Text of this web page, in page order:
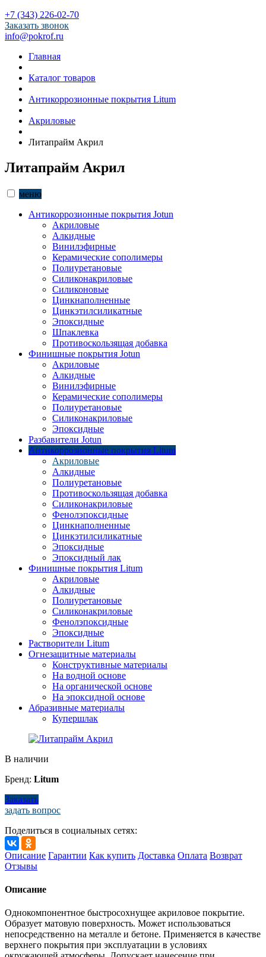
+7 (343) 226-02-70
Заказать звонок
info@pokrof.ru
Главная
Каталог товаров
Антикоррозионные покрытия Litum
Акриловые
Литапрайм Акрил
Литапрайм Акрил
меню
Антикоррозионные покрытия Jotun
Акриловые
Алкидные
Винилэфирные
Керамические сополимеры
Полиуретановые
Силиконакриловые
Силиконовые
Цинкнаполненные
Цинкэтилсиликатные
Эпоксидные
Шпаклевка
Противоскользящая добавка
Финишные покрытия Jotun
Акриловые
Алкидные
Винилэфирные
Керамические сополимеры
Полиуретановые
Силиконакриловые
Эпоксидные
Разбавители Jotun
Антикоррозионные покрытия Litum
Акриловые
Алкидные
Полиуретановые
Противоскользящая добавка
Силиконакриловые
Фенолэпоксидные
Цинкнаполненные
Цинкэтилсиликатные
Эпоксидные
Эпоксидный лак
Финишные покрытия Litum
Акриловые
Алкидные
Полиуретановые
Силиконакриловые
Фенолэпоксидные
Эпоксидные
Растворители Litum
Огнезащитные материалы
Конструктивные материалы
На водной основе
На органической основе
На эпоксидной основе
Абразивные материалы
Купершлак
В наличии
Бренд: Litum
Заказать
задать вопрос
Поделиться в социальных сетях:
Описание Гарантии Как купить Доставка Оплата Возврат
Отзывы
Описание
Однокомпонентное быстросохнущее акриловое покрытие.
Образует матовую поверхность. Может использоваться
непосредственно на металле и бетоне. Применяется в качестве
верхнего покрытия при эксплуатации в условиях